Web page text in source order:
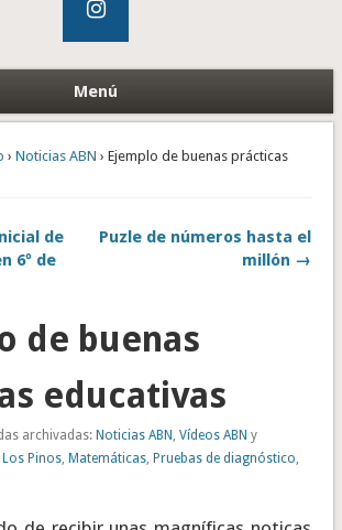
Menú
› Noticias ABN › Ejemplo de buenas prácticas
de
6º de
Puzle de números hasta el
millón →
de buenas
educativas
archivadas: Noticias ABN , Vídeos ABN y
Los Pinos, Matemáticas, Pruebas de diagnóstico,